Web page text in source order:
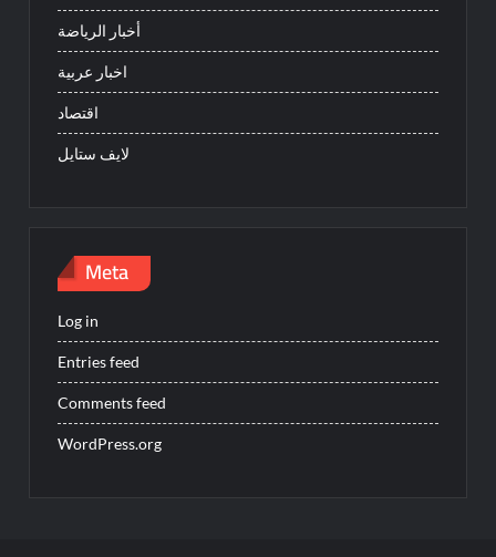
أخبار الرياضة
اخبار عربية
اقتصاد
لايف ستايل
Meta
Log in
Entries feed
Comments feed
WordPress.org